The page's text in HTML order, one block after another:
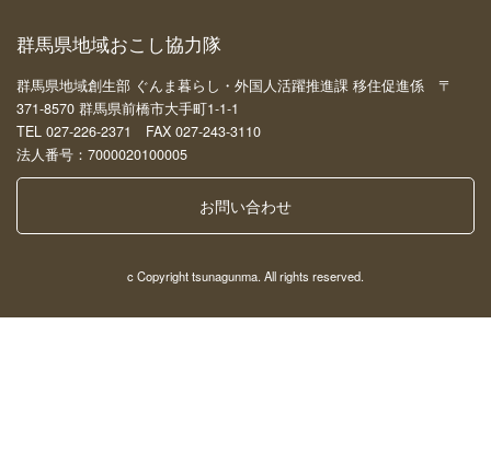
群馬県地域おこし協力隊
群馬県地域創生部 ぐんま暮らし・外国人活躍推進課 移住促進係 〒
371-8570 群馬県前橋市大手町1-1-1
TEL 027-226-2371 FAX 027-243-3110
法人番号：7000020100005
お問い合わせ
c Copyright tsunagunma. All rights reserved.